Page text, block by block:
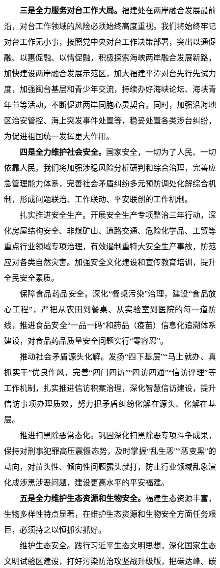
三是全力服务对台工作大局。 福建处在两岸融合发展最前
沿，对台工作领域的风险必须始终高度重视。我们将始终牢记
对台工作无小事，按照党中央对台工作决策部署，突出以通促
融、以惠促融、以情促融，积极探索海峡两岸融合发展新路，
加快建设两岸融合发展示范区，加大福建平潭对台先行先试力
度，加强闽台基层和青少年交流，持续办好海峡论坛、海峡青
年节等活动，不断促进两岸同胞心灵契合。同时，加强沿海地
区治安管控、海上突发事件处置等，稳妥处置各类涉台纠纷，
为促进祖国统一发挥更大作用。
四是全力维护社会安全。
国家安全，一切为了人民、一切
依靠人民。我们将加强涉稳风险分析研判和综合治理，完善应
急管理能力体系，完善社会矛盾纠纷多元预防调处化解综合机
制，形成问题联治、工作联动、平安联创的工作机制。
扎实推进安全生产。开展安全生产专项整治三年行动，深
化房屋结构安全、非煤矿山、道路交通、危险化学品、工贸等
重点行业领域专项治理，有效遏制重特大安全生产事故，防范
应对各类自然灾害。加强安全文化建设和宣传教育培训，提升
全民安全素质。
保障食品药品安全。深化“餐桌污染”治理，建设“食品放
心工程”，严把从农田到餐桌、从实验室到医院的每一道防
线，推进食品安全“一品一码”和药品（疫苗）信息化追溯体系
建设，对食品药品质量安全问题实行“零容忍”。
推动社会矛盾源头化解。发扬“四下基层”“马上就办、真
抓实干”优良作风，完善“四门四访”“四访四通”“信访评理”等
工作机制，扎实推进信访积案治理，深化智慧信访建设，提升
信访事项办理质效，努力把矛盾纠纷化解在源头、化解在基
层。
推进扫黑除恶常态化。巩固深化扫黑除恶专项斗争成果，
保持对刑事犯罪高压震慑态势，及时掌握“乱生恶”“恶变黑”的
动向，对苗头性、倾向性问题露头就打，防止行业领域乱象演
化成涉黑涉恶问题，建设更高水平的平安福建。
五是全力维护生态资源和生物安全。 福建生态资源丰富，
生物多样性特点显著，在维护生态资源和生物安全方面任务艰
巨，必须持之以恒抓实抓好。
维护生态安全。践行习近平生态文明思想，深化国家生态
文明试验区建设，打好污染防治攻坚战升级版，把碳达峰、碳